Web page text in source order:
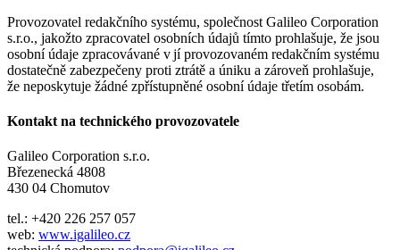
Provozovatel redakčního systému, společnost Galileo Corporation
s.r.o., jakožto zpracovatel osobních údajů tímto prohlašuje, že jsou
osobní údaje zpracovávané v jí provozovaném redakčním systému
dostatečně zabezpečeny proti ztrátě a úniku a zároveň prohlašuje,
že neposkytuje žádné zpřístupněné osobní údaje třetím osobám.
Kontakt na technického provozovatele
Galileo Corporation s.r.o.
Březenecká 4808
430 04 Chomutov
tel.: +420 226 257 057
web: www.igalileo.cz